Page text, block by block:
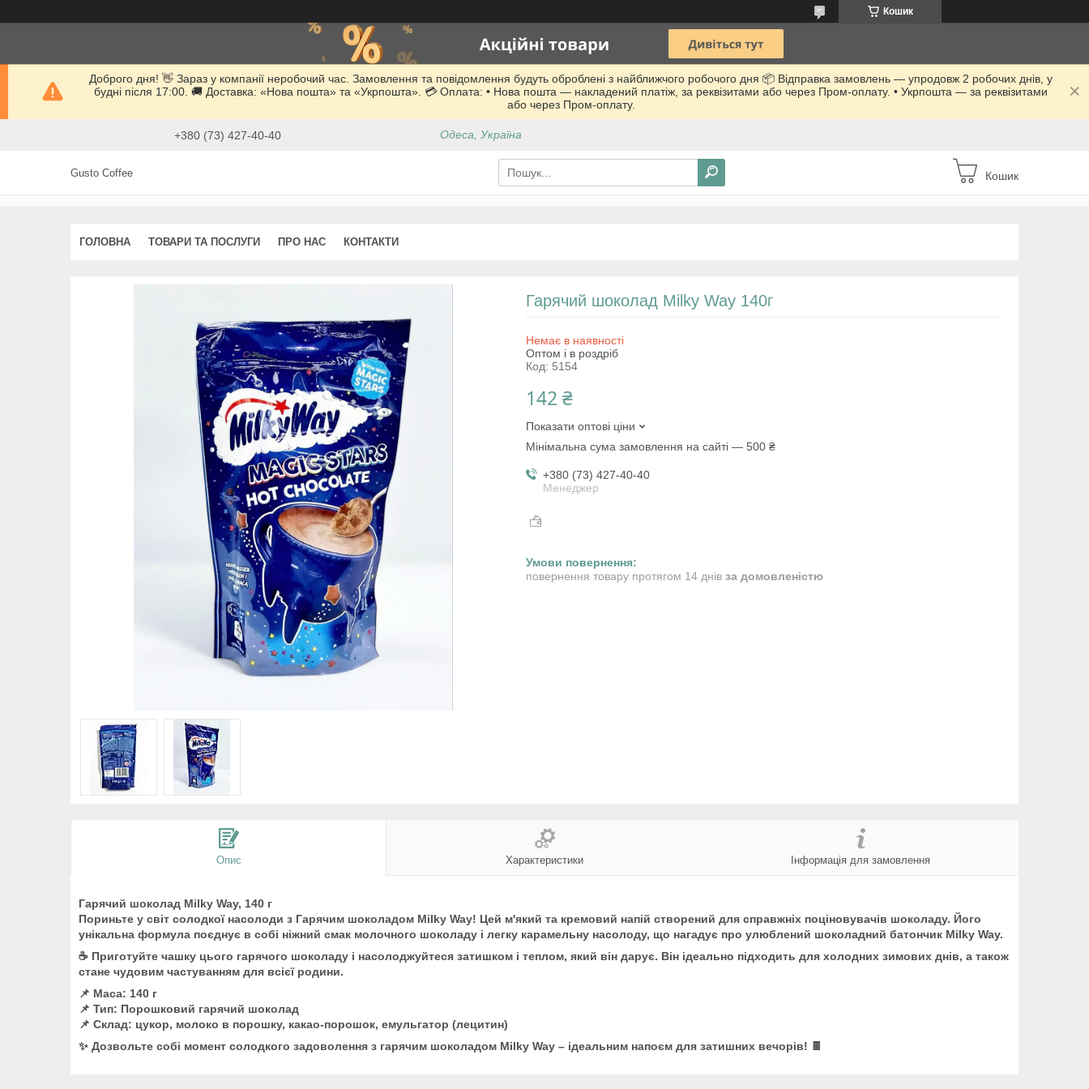
Кошик
Доброго дня! 👋 Зараз у компанії неробочий час. Замовлення та повідомлення будуть оброблені з найближчого робочого дня 📦 Відправка замовлень — упродовж 2 робочих днів, у
будні після 17:00. 🚚 Доставка: «Нова пошта» та «Укрпошта». 💳 Оплата: • Нова пошта — накладений платіж, за реквізитами або через Пром-оплату. • Укрпошта — за реквізитами
або через Пром-оплату.
+380 (73) 427-40-40 Одеса, Україна
Gusto Coffee Кошик
ГОЛОВНА ТОВАРИ ТА ПОСЛУГИ ПРО НАС КОНТАКТИ
Гарячий шоколад Milky Way 140г
Немає в наявності
Оптом і в роздріб
Код: 5154
142 ₴
Показати оптові ціни
Мінімальна сума замовлення на сайті — 500 ₴
+380 (73) 427-40-40
Менеджер
повернення товару протягом 14 днів за домовленістю
Опис Характеристики Інформація для замовлення
Гарячий шоколад Milky Way, 140 г
Пориньте у світ солодкої насолоди з Гарячим шоколадом Milky Way! Цей м'який та кремовий напій створений для справжніх поціновувачів шоколаду. Його
унікальна формула поєднує в собі ніжний смак молочного шоколаду і легку карамельну насолоду, що нагадує про улюблений шоколадний батончик Milky Way.
☕ Приготуйте чашку цього гарячого шоколаду і насолоджуйтеся затишком і теплом, який він дарує. Він ідеально підходить для холодних зимових днів, а також
стане чудовим частуванням для всієї родини.
📌 Маса: 140 г
📌 Тип: Порошковий гарячий шоколад
📌 Склад: цукор, молоко в порошку, какао-порошок, емульгатор (лецитин)
✨ Дозвольте собі момент солодкого задоволення з гарячим шоколадом Milky Way – ідеальним напоєм для затишних вечорів! 🍫